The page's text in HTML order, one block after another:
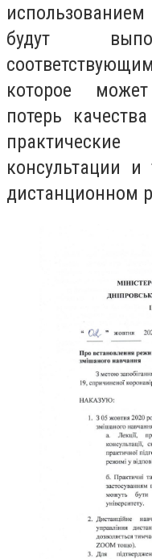
будут
которое
потерь
консультации
дистанционном